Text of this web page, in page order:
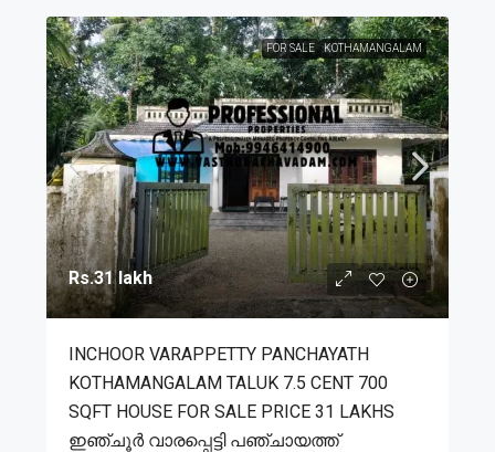
FOR SALE KOTHAMANGALAM
Rs.31 lakh
INCHOOR VARAPPETTY PANCHAYATH
KOTHAMANGALAM TALUK 7.5 CENT 700
SQFT HOUSE FOR SALE PRICE 31 LAKHS
ഇഞ്ചൂർ വാരപ്പെട്ടി പഞ്ചായത്ത്